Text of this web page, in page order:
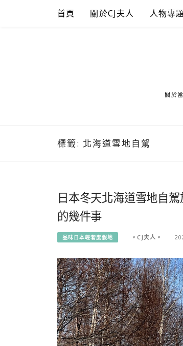
首頁 關於CJ夫人 人物專
關於
標籤: 北海道雪地自駕
日本冬天北海道雪地自
的幾件事
品味日本輕奢度假地 。CJ夫人。